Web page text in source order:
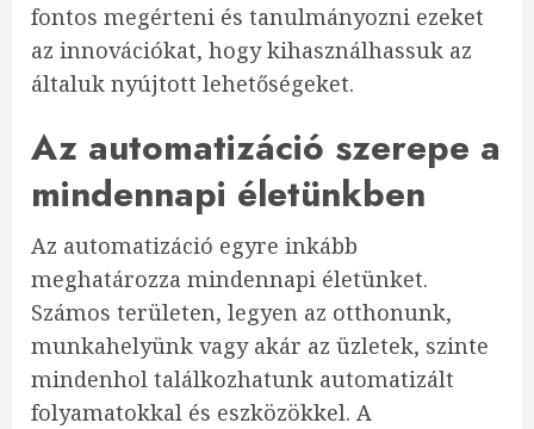
fontos megérteni és tanulmányozni ezeket
az innovációkat, hogy kihasználhassuk az
általuk nyújtott lehetőségeket.
Az automatizáció szerepe a
mindennapi életünkben
Az automatizáció egyre inkább
meghatározza mindennapi életünket.
Számos területen, legyen az otthonunk,
munkahelyünk vagy akár az üzletek, szinte
mindenhol találkozhatunk automatizált
folyamatokkal és eszközökkel. A